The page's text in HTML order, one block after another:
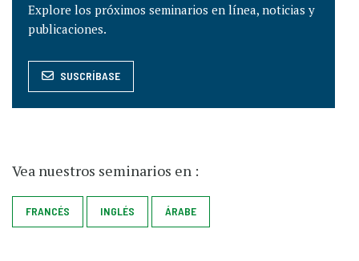
Explore los próximos seminarios en línea, noticias y
publicaciones.
SUSCRÍBASE
Vea nuestros seminarios en :
FRANCÉS INGLÉS ÁRABE